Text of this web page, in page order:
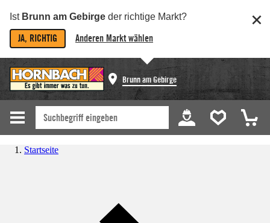
Ist Brunn am Gebirge der richtige Markt?
JA, RICHTIG Anderen Markt wählen
Brunn am Gebirge
Startseite